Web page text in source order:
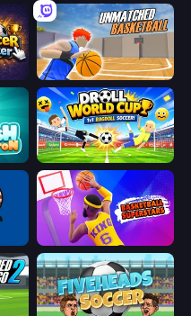
Unmatched Basketball
Droll World Cup
Basketball Superstars